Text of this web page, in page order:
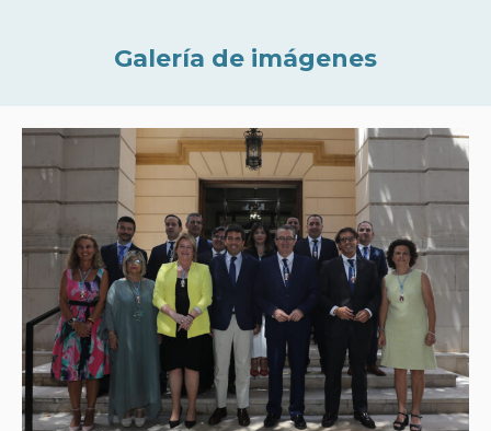
Galería de imágenes